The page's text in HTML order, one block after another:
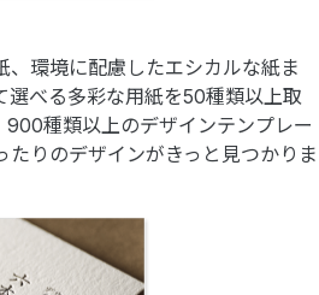
、環境に配慮したエシカルな紙ま
選べる多彩な用紙を50種類以上取
900種類以上のデザインテンプレー
たりのデザインがきっと見つかりま